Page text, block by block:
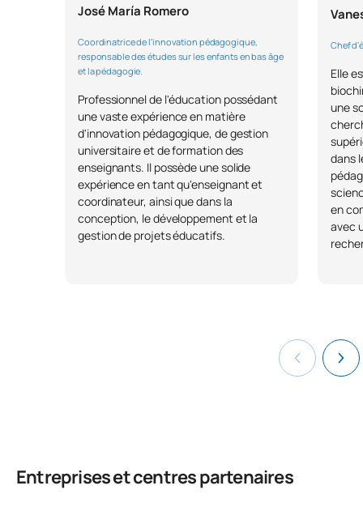
José María Romero
Coordinatrice de l'innovation pédagogique,
responsable des études sur les enfants en bas âge
et la pédagogie.
Professionnel de l'éducation possédant
une vaste expérience en matière
d'innovation pédagogique, de gestion
universitaire et de formation des
enseignants. Il possède une solide
expérience en tant qu'enseignant et
coordinateur, ainsi que dans la
conception, le développement et la
gestion de projets éducatifs.
Chef
Elle
une
dans
en
avec
Entreprises et centres partenaires